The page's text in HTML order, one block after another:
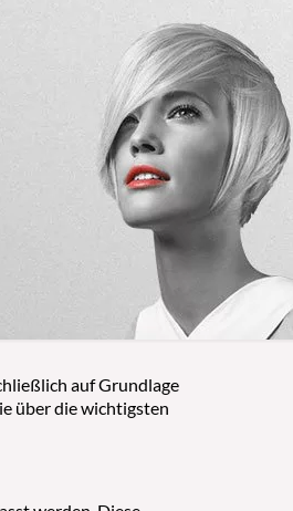
auf Grundlage
über die wichtigsten